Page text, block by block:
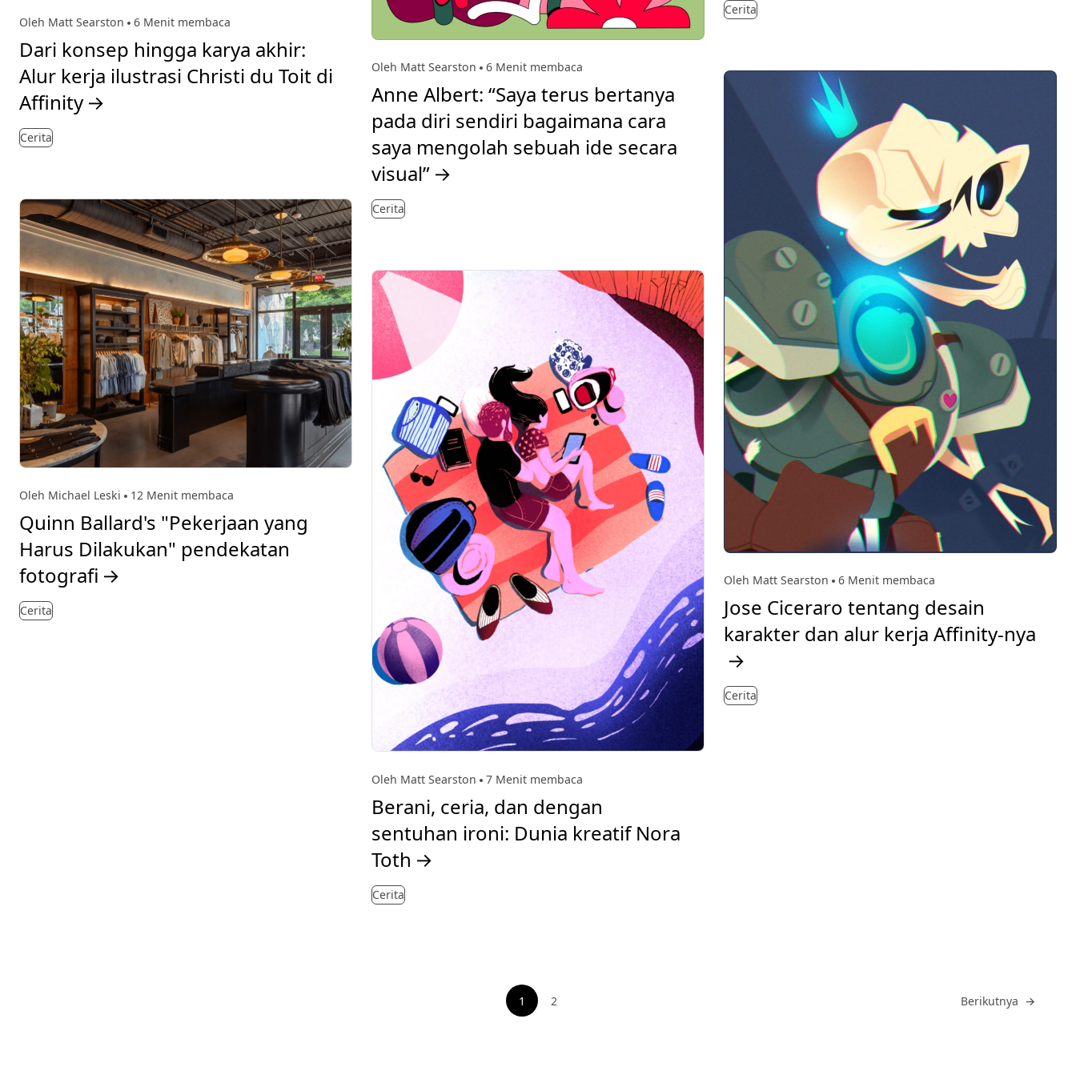
Oleh Matt Searston 6 Menit membaca
Dari konsep hingga karya akhir:
Alur kerja ilustrasi Christi du Toit di
Affinity →
Cerita
Oleh Michael Leski 12 Menit membaca
Quinn Ballard's "Pekerjaan yang
Harus Dilakukan" pendekatan
fotografi →
Cerita
Oleh Matt Searston 6 Menit membaca
Anne Albert: “Saya terus bertanya
pada diri sendiri bagaimana cara
saya mengolah sebuah ide secara
visual” →
Cerita
Oleh Matt Searston 7 Menit membaca
Berani, ceria, dan dengan
sentuhan ironi: Dunia kreatif Nora
Toth →
Cerita
Cerita
Oleh Matt Searston 6 Menit membaca
Jose Ciceraro tentang desain
karakter dan alur kerja Affinity-nya
→
Cerita
1 Lihat halaman
2 Buka
Berikutnya →